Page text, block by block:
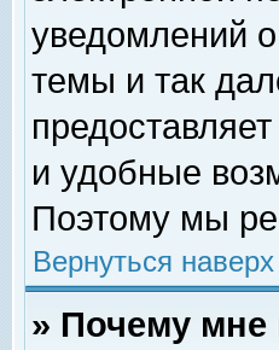
уведомлений
темы и так
и удобные
Поэтому мы
Вернуться наверх
» Почему мне